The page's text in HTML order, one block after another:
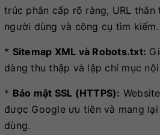
trúc phân cấp rõ ràng, URL thân
người dùng và công cụ tìm kiếm.
* Sitemap XML và Robots.txt:
dàng thu thập và lập chỉ mục
* Bảo mật SSL (HTTPS):
được Google ưu tiên và mang
dùng.